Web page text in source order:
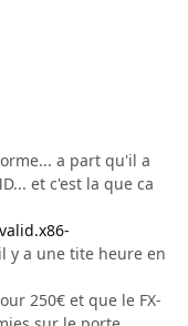
a part qu'il a
et c'est la que ca
y a une tite heure en
250€ et que le FX-